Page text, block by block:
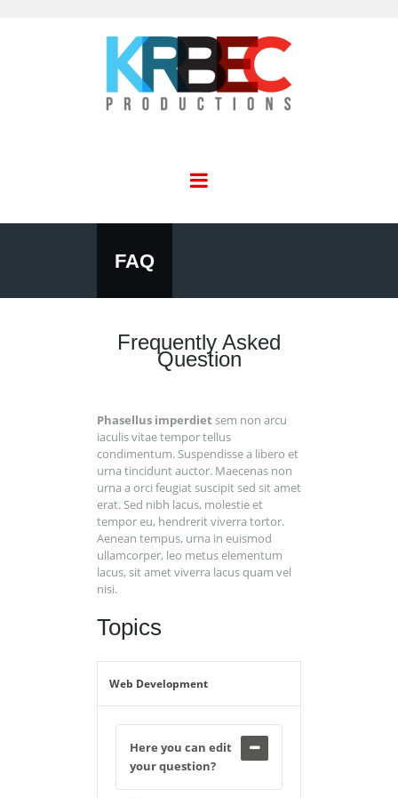
FAQ
Frequently Asked
Question
Phasellus imperdiet sem non arcu
iaculis vitae tempor tellus
condimentum. Suspendisse a libero et
urna tincidunt auctor. Maecenas non
urna a orci feugiat suscipit sed sit amet
erat. Sed nibh lacus, molestie et
tempor eu, hendrerit viverra tortor.
Aenean tempus, urna in euismod
ullamcorper, leo metus elementum
lacus, sit amet viverra lacus quam vel
nisi.
Topics
Web Development
Here you can edit
your question?